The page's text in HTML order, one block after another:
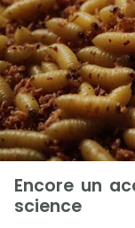
Encore un
science